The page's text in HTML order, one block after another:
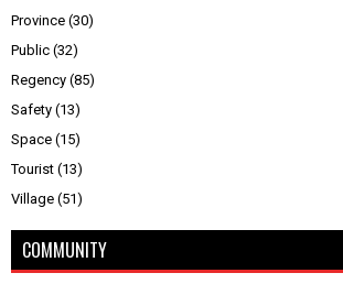
Province (30)
Public (32)
Regency (85)
Safety (13)
Space (15)
Tourist (13)
Village (51)
COMMUNITY